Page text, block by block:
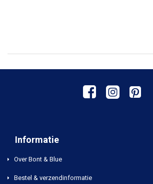
Informatie
Over Bont & Blue
Bestel & verzendinformatie